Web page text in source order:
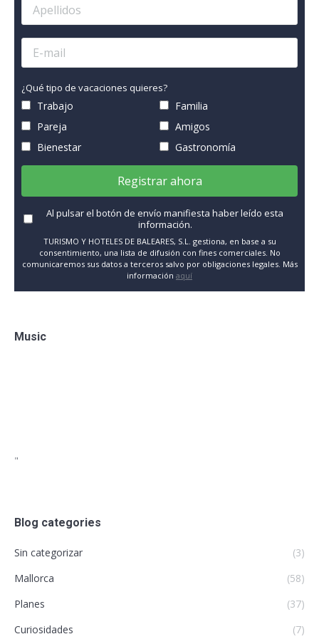
¿Qué tipo de vacaciones quieres?
Trabajo
Familia
Pareja
Amigos
Bienestar
Gastronomía
Registrar ahora
Al pulsar el botón de envío manifiesta haber leído esta
información.
TURISMO Y HOTELES DE BALEARES, S.L. gestiona, en base a su
consentimiento, una lista de difusión con fines comerciales. No
comunicaremos sus datos a terceros salvo por obligaciones legales. Más
información aquí
Music
"
Blog categories
Sin categorizar
(3)
Mallorca
(58)
Planes
(37)
Curiosidades
(7)